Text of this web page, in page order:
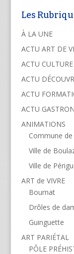
Les
À LA UNE
ACTU ART DE
ACTU CULTURE
ACTU
ACTU
ACTU
ANIMATIONS
Commune de
Ville de
Ville de
ART de VIVRE
Bournat
Drôles de
Guinguette
ART PARIÉTAL
PÔLE